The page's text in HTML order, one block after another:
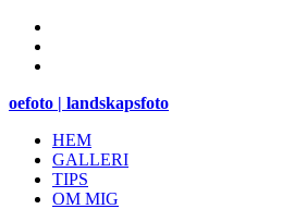
oefoto | landskapsfoto
HEM
GALLERI
TIPS
OM MIG